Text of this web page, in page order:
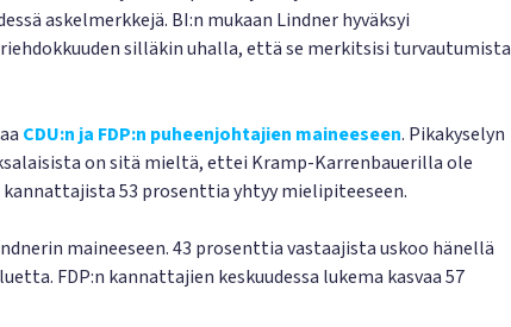
askelmerkkejä. BI:n mukaan Lindner hyväksyi
silläkin uhalla, että se merkitsisi turvautumista
CDU:n ja FDP:n puheenjohtajien maineeseen. Pikakyselyn
on sitä mieltä, ettei Kramp-Karrenbauerilla ole
kannattajista 53 prosenttia yhtyy mielipiteeseen.
maineeseen. 43 prosenttia vastaajista uskoo hänellä
FDP:n kannattajien keskuudessa lukema kasvaa 57